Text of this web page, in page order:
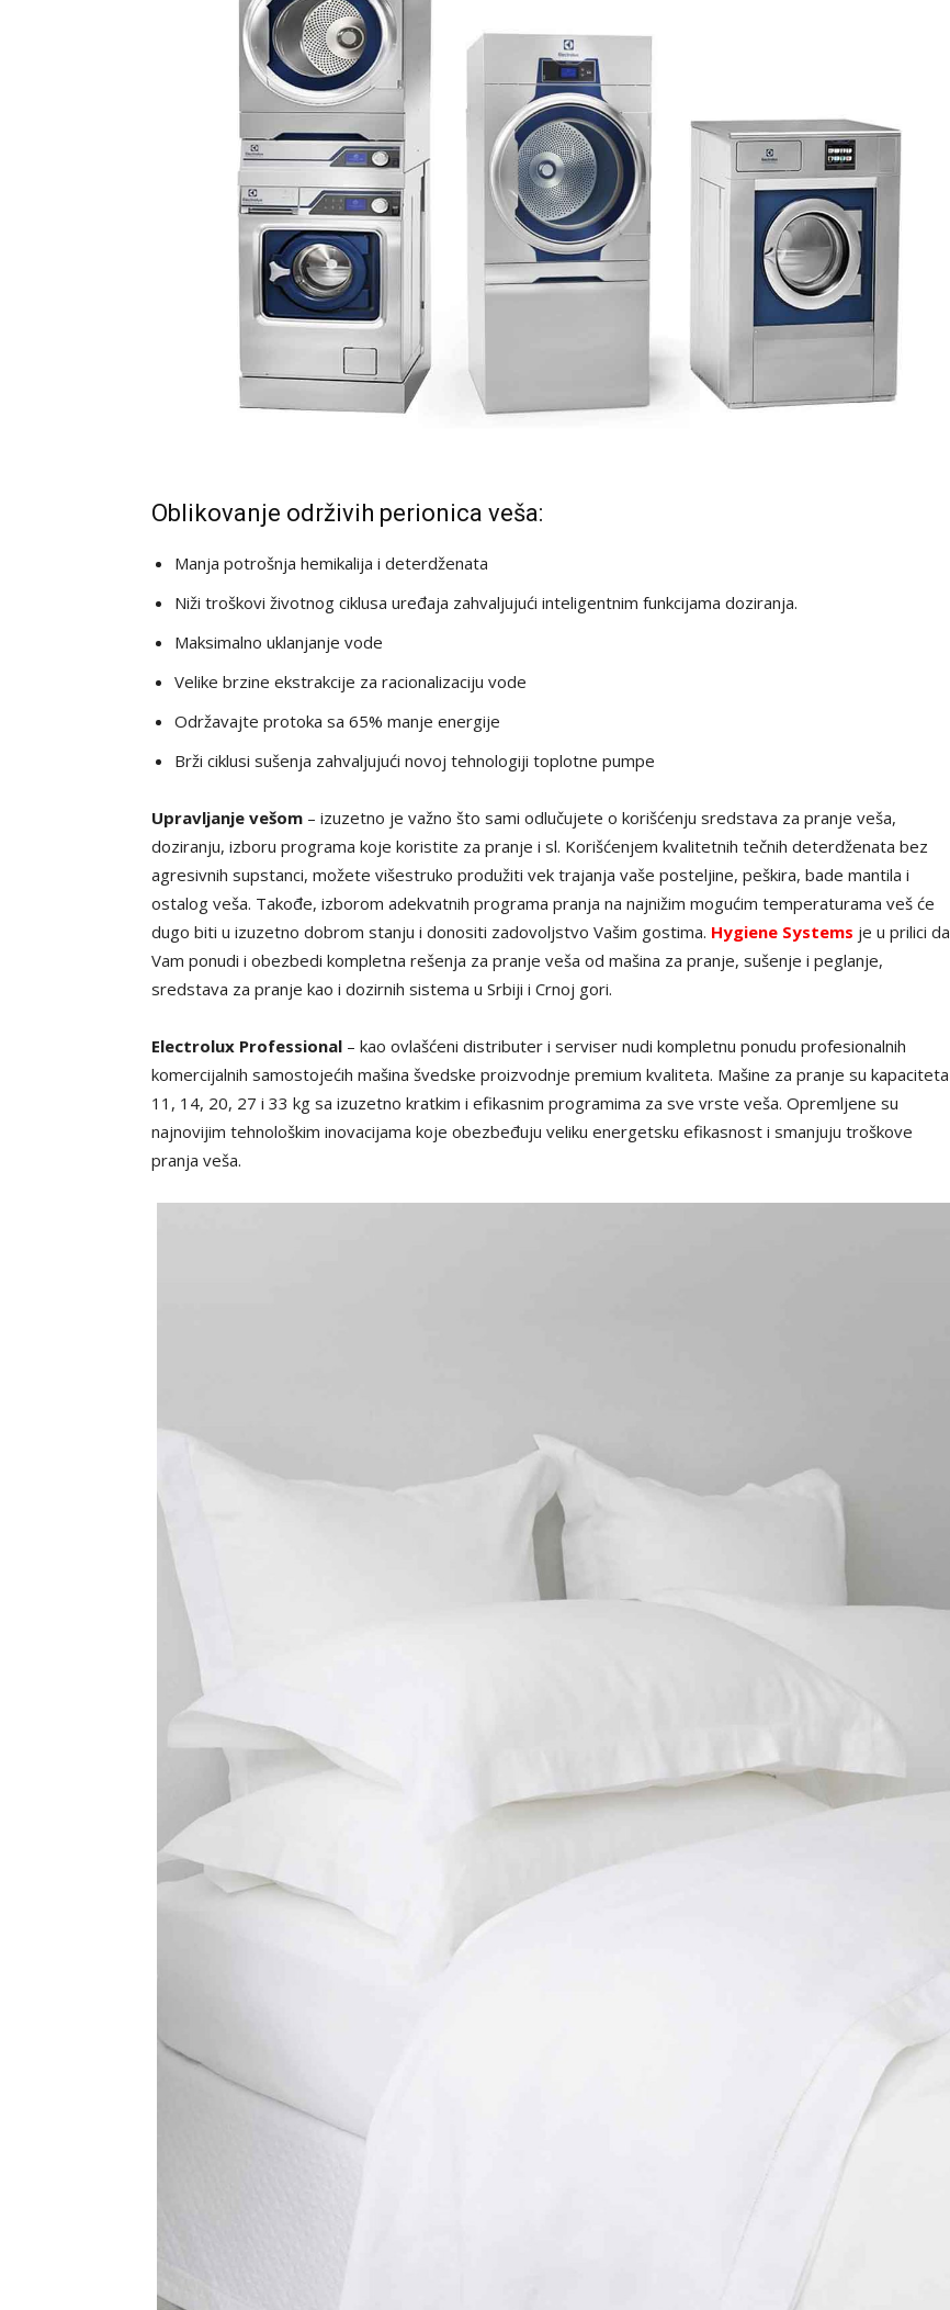
Oblikovanje održivih perionica veša:
Manja potrošnja hemikalija i deterdženata
Niži troškovi životnog ciklusa uređaja zahvaljujući inteligentnim funkcijama doziranja.
Maksimalno uklanjanje vode
Velike brzine ekstrakcije za racionalizaciju vode
Održavajte protoka sa 65% manje energije
Brži ciklusi sušenja zahvaljujući novoj tehnologiji toplotne pumpe
Upravljanje vešom – izuzetno je važno što sami odlučujete o korišćenju sredstava za pranje veša,
doziranju, izboru programa koje koristite za pranje i sl. Korišćenjem kvalitetnih tečnih deterdženata bez
agresivnih supstanci, možete višestruko produžiti vek trajanja vaše posteljine, peškira, bade mantila i
ostalog veša. Takođe, izborom adekvatnih programa pranja na najnižim mogućim temperaturama veš će
dugo biti u izuzetno dobrom stanju i donositi zadovoljstvo Vašim gostima. Hygiene Systems je u prilici da
Vam ponudi i obezbedi kompletna rešenja za pranje veša od mašina za pranje, sušenje i peglanje,
sredstava za pranje kao i dozirnih sistema u Srbiji i Crnoj gori.
Electrolux Professional – kao ovlašćeni distributer i serviser nudi kompletnu ponudu profesionalnih
komercijalnih samostojećih mašina švedske proizvodnje premium kvaliteta. Mašine za pranje su kapaciteta
11, 14, 20, 27 i 33 kg sa izuzetno kratkim i efikasnim programima za sve vrste veša. Opremljene su
najnovijim tehnološkim inovacijama koje obezbeđuju veliku energetsku efikasnost i smanjuju troškove
pranja veša.